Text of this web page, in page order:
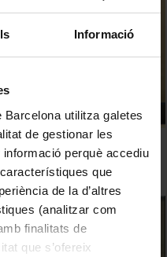
Informació
utilitza galetes
de gestionar les
perquè accediu
que
de la d’altres
(analitzar com
finalitats de
que s’ofereix
revertir prácticas